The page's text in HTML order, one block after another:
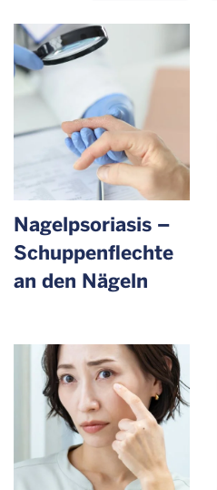
Nagelpsoriasis –
Schuppen­flechte
an den Nägeln